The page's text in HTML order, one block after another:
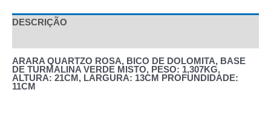
DESCRIÇÃO
ARARA QUARTZO ROSA, BICO DE DOLOMITA, BASE
DE TURMALINA VERDE MISTO, PESO: 1,307KG,
ALTURA: 21CM, LARGURA: 13CM PROFUNDIDADE:
11CM